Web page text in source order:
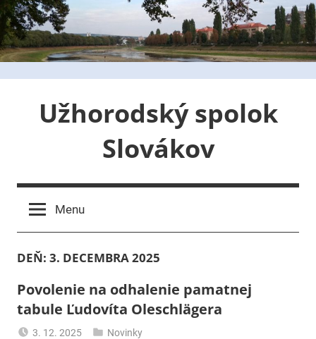
Skip
to
content
Užhorodský spolok
Slovákov
Menu
DEŇ: 3. DECEMBRA 2025
Povolenie na odhalenie pamatnej
tabule Ľudovíta Oleschlägera
3. 12. 2025
Novinky